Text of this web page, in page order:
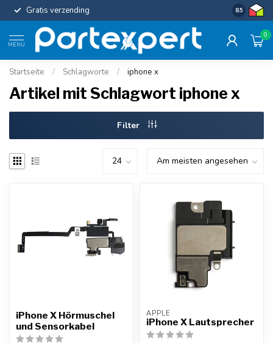
Gratis verzending Uniforme
8.5
MENU
0
Startseite / Schlagworte / iphone x
Artikel mit Schlagwort iphone x
Filter
iPhone X Hörmuschel
und Sensorkabel
APPLE
iPhone X Lautsprecher